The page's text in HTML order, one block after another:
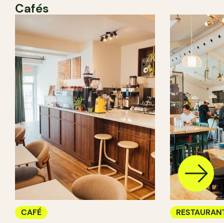
Cafés
CAFÉ